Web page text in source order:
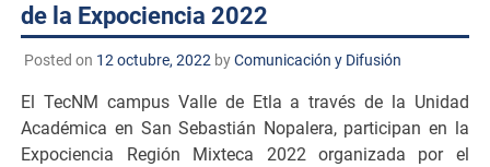
de la Expociencia 2022
Posted on 12 octubre, 2022 byComunicación y Difusión
El TecNM campus Valle de Etla a través de la Unidad
Académica en San Sebastián Nopalera, participan en la
Expociencia Región Mixteca 2022 organizada por el